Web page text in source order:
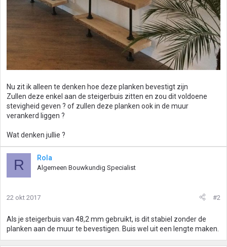
Nu zit ik alleen te denken hoe deze planken bevestigt zijn
Zullen deze enkel aan de steigerbuis zitten en zou dit voldoene
stevigheid geven ? of zullen deze planken ook in de muur
verankerd liggen ?
Wat denken jullie ?
R Rola
Algemeen Bouwkundig Specialist
22 okt 2017 #2
Als je steigerbuis van 48,2 mm gebruikt, is dit stabiel zonder de
planken aan de muur te bevestigen. Buis wel uit een lengte maken.